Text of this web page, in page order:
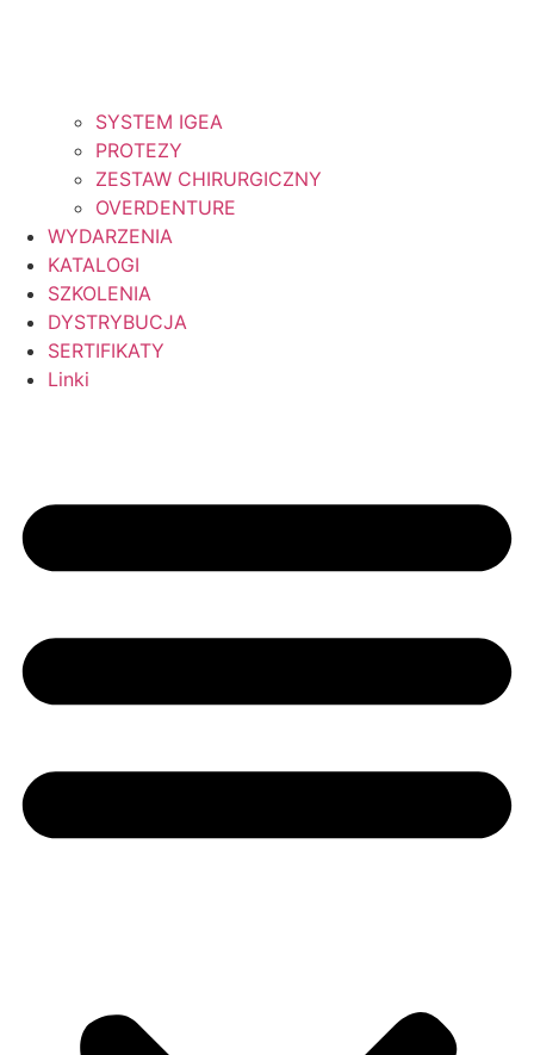
SYSTEM IGEA
PROTEZY
ZESTAW CHIRURGICZNY
OVERDENTURE
WYDARZENIA
KATALOGI
SZKOLENIA
DYSTRYBUCJA
SERTIFIKATY
Linki